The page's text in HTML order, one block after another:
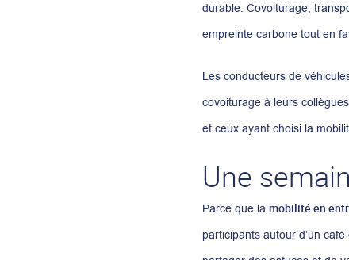
durable. Covoiturage,
empreinte carbone tout en
Les conducteurs de
covoiturage à leurs
et ceux ayant choisi la
Une
Parce que lamobilité en
participants autour d’un